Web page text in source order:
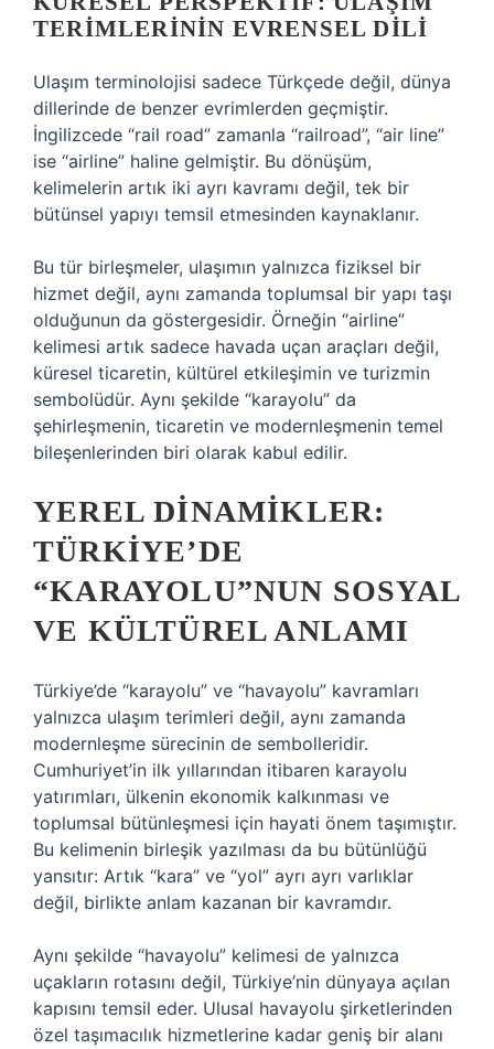
TERIMLERININ EVRENSEL DILI
Ulaşım terminolojisi sadece Türkçede değil, dünya
dillerinde de benzer evrimlerden geçmiştir.
İngilizcede “rail road” zamanla “railroad”, “air line”
ise “airline” haline gelmiştir. Bu dönüşüm,
kelimelerin artık iki ayrı kavramı değil, tek bir
bütünsel yapıyı temsil etmesinden kaynaklanır.
Bu tür birleşmeler, ulaşımın yalnızca fiziksel bir
hizmet değil, aynı zamanda toplumsal bir yapı taşı
olduğunun da göstergesidir. Örneğin “airline”
kelimesi artık sadece havada uçan araçları değil,
küresel ticaretin, kültürel etkileşimin ve turizmin
sembolüdür. Aynı şekilde “karayolu” da
şehirleşmenin, ticaretin ve modernleşmenin temel
bileşenlerinden biri olarak kabul edilir.
YEREL DINAMIKLER:
TÜRKIYE’DE
“KARAYOLU”NUN SOSYAL
VE KÜLTÜREL ANLAMI
Türkiye’de “karayolu” ve “havayolu” kavramları
yalnızca ulaşım terimleri değil, aynı zamanda
modernleşme sürecinin de sembolleridir.
Cumhuriyet’in ilk yıllarından itibaren karayolu
yatırımları, ülkenin ekonomik kalkınması ve
toplumsal bütünleşmesi için hayati önem taşımıştır.
Bu kelimenin birleşik yazılması da bu bütünlüğü
yansıtır: Artık “kara” ve “yol” ayrı ayrı varlıklar
değil, birlikte anlam kazanan bir kavramdır.
Aynı şekilde “havayolu” kelimesi de yalnızca
uçakların rotasını değil, Türkiye’nin dünyaya açılan
kapısını temsil eder. Ulusal havayolu şirketlerinden
özel taşımacılık hizmetlerine kadar geniş bir alanı